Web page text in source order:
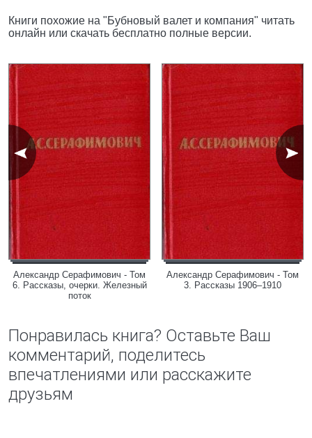
Книги похожие на "Бубновый валет и компания" читать
онлайн или скачать бесплатно полные версии.
Александр Серафимович - Том
6. Рассказы, очерки. Железный
поток
Александр Серафимович - Том
3. Рассказы 1906–1910
Понравилась книга? Оставьте Ваш
комментарий, поделитесь
впечатлениями или расскажите
друзьям